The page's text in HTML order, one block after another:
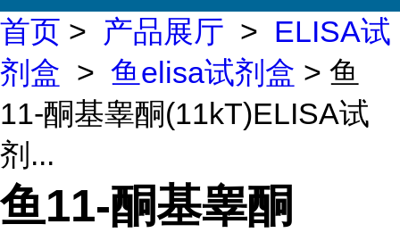
首页 > 产品展厅 > ELISA试
剂盒 > 鱼elisa试剂盒 > 鱼
11-酮基睾酮(11kT)ELISA试
剂...
鱼11-酮基睾酮